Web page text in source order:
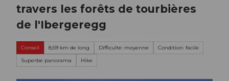
travers les forêts de tourbières
de l'Ibergeregg
Conseil 8,59 km de long Difficulté: moyenne
Condition: facile
Superbe panorama
Hike